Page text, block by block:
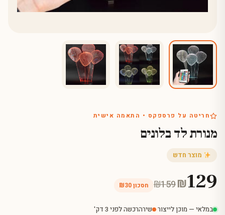
חריטה על פרספקס • התאמה אישית
מנורת לד בלונים
מוצר חדש
₪129
₪159 חסכון ₪30
במלאי — מוכן לייצור· שירהרכשה לפני 3 דק'